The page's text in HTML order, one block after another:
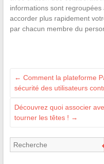
informations sont
accorder plus rapidement
par chacun membre du
← Comment la plateforme
sécurité des utilisateurs
Découvrez quoi associer
tourner les têtes ! →